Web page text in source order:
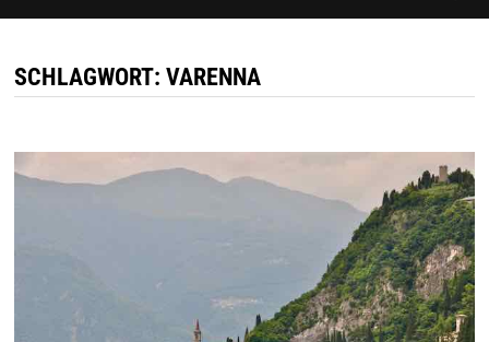
SCHLAGWORT: VARENNA